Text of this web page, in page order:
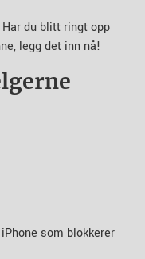
du blitt ringt opp
legg det inn nå!
som blokkerer